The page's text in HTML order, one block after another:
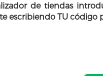
de tiendas
escribiendo TU código